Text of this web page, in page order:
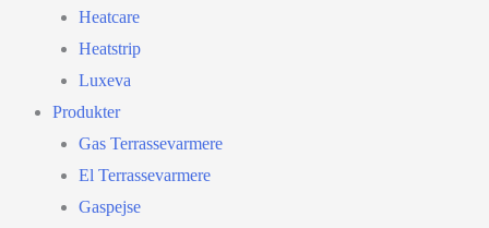
Heatcare
Heatstrip
Luxeva
Produkter
Gas Terrassevarmere
El Terrassevarmere
Gaspejse